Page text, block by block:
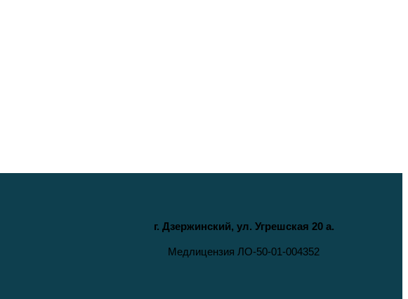
г. Дзержинский, ул. Угрешская 20 а.
Медлицензия ЛО-50-01-004352